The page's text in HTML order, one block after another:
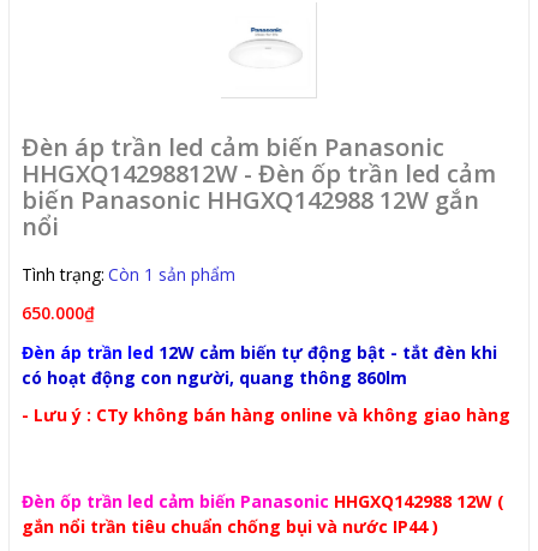
Đèn áp trần led cảm biến Panasonic
HHGXQ14298812W - Đèn ốp trần led cảm
biến Panasonic HHGXQ142988 12W gắn
nổi
Tình trạng: Còn 1 sản phẩm
650.000₫
Đèn áp trần led 12W cảm biến tự động bật - tắt đèn khi
có hoạt động con người, quang thông 860lm
- Lưu ý : CTy không bán hàng online và không giao hàng
Đèn ốp trần led cảm biến Panasonic HHGXQ142988 12W (
gắn nổi trần tiêu chuẩn chống bụi và nước IP44 )